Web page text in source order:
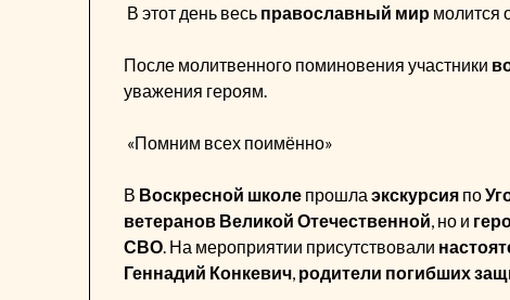
В этот день весь православный мир молится
После молитвенного поминовения участники
уважения героям.
«Помним всех поимённо»
В Воскресной школе прошлаэкскурсия по
ветеранов Великой Отечественной , но и
СВО . На мероприятии присутствовали
Геннадий Конкевич родители погибших